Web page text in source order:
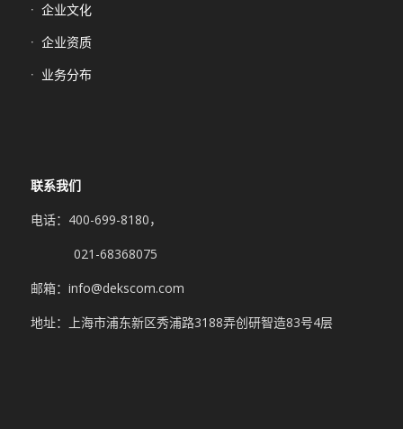
企业文化
企业资质
业务分布
联系我们
电话：400-699-8180，
021-68368075
邮箱：info@dekscom.com
地址：上海市浦东新区秀浦路3188弄创研智造83号4层